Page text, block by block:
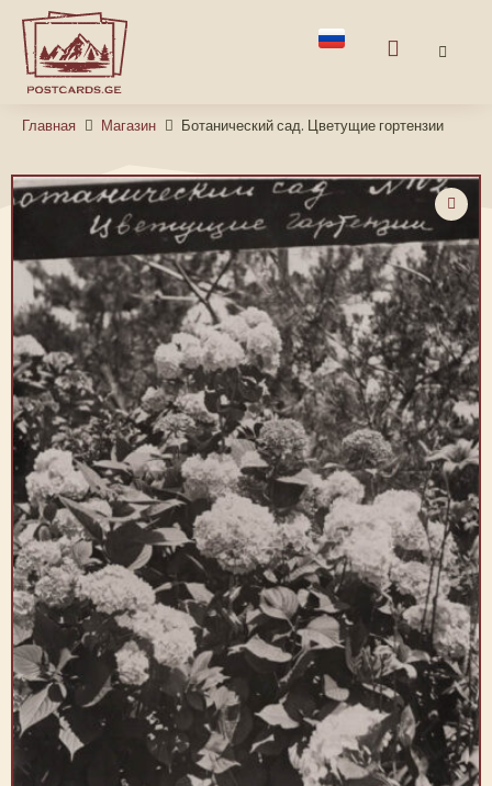
Главная Магазин Ботанический сад. Цветущие гортензии